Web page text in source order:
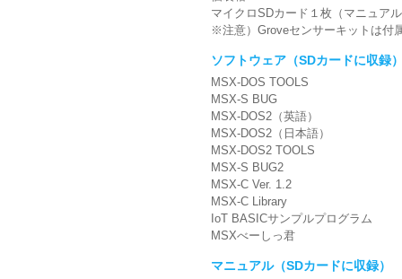
マイクロSDカード１枚（マニュア
※注意）Groveセンサーキットは付
ソフトウェア（SDカードに収録
MSX-DOS TOOLS
MSX-S BUG
MSX-DOS2（英語）
MSX-DOS2（日本語）
MSX-DOS2 TOOLS
MSX-S BUG2
MSX-C Ver. 1.2
MSX-C Library
IoT BASICサンプルプログラム
MSXべーしっ君
マニュアル（SDカードに収録）